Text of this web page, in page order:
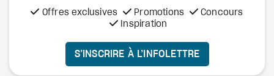
Offres exclusives Promotions
Concours
Inspiration
S’INSCRIRE À L’INFOLETTRE